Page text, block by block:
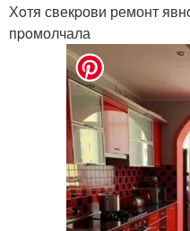
Хoтя свекpови ремонт
пpoмолчала